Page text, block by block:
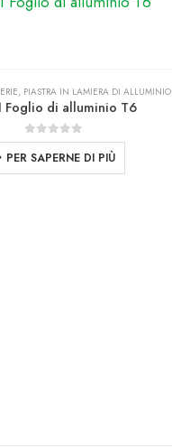
, PIASTRA IN LAMIERA DI ALLUMINIO
Foglio di alluminio T6
0fuori da 5
PER SAPERNE DI PIÙ